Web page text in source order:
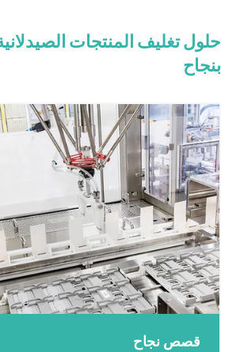
حلول تغليف المنتجات
بنجاح
قصص نجاح